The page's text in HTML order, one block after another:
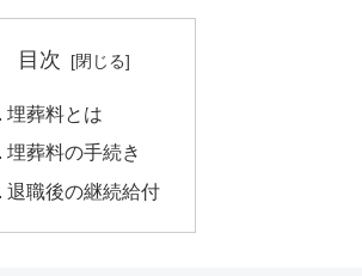
目次
埋葬料とは
埋葬料の手続き
退職後の継続給付